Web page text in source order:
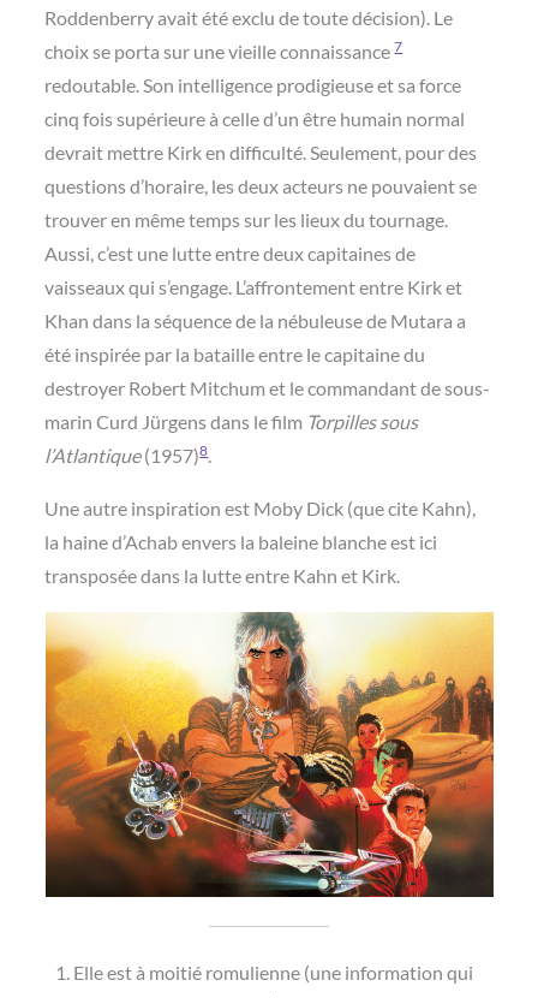
Roddenberry avait été exclu de toute décision). Le
choix se porta sur une vieille connaissance7
redoutable. Son intelligence prodigieuse et sa force
cinq fois supérieure à celle d’un être humain normal
devrait mettre Kirk en difficulté. Seulement, pour des
questions d’horaire, les deux acteurs ne pouvaient se
trouver en même temps sur les lieux du tournage.
Aussi, c’est une lutte entre deux capitaines de
vaisseaux qui s’engage. L’affrontement entre Kirk et
Khan dans la séquence de la nébuleuse de Mutara a
été inspirée par la bataille entre le capitaine du
destroyer Robert Mitchum et le commandant de sous-
marin Curd Jürgens dans le film Torpilles sous
l’Atlantique(1957)8.
Une autre inspiration est Moby Dick (que cite Kahn),
la haine d’Achab envers la baleine blanche est ici
transposée dans la lutte entre Kahn et Kirk.
Elle est à moitié romulienne (une information qui